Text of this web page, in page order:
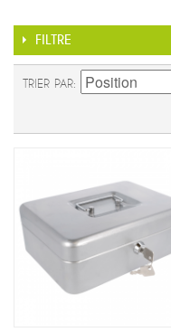
FILTRE
TRIER PAR